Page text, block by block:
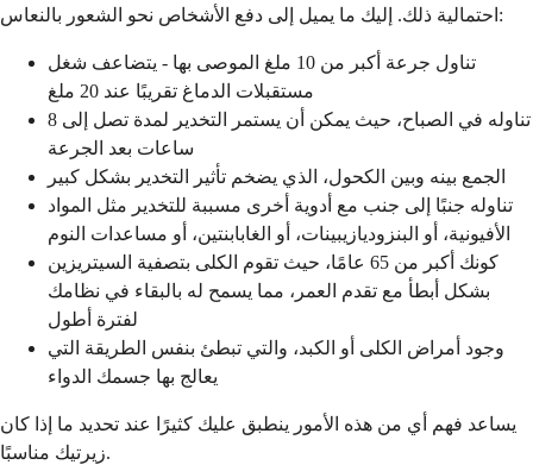
احتمالية ذلك. إليك ما يميل إلى دفع الأشخاص نحو الشعور بالنعاس:
تناول جرعة أكبر من 10 ملغ الموصى بها - يتضاعف شغل
مستقبلات الدماغ تقريبًا عند 20 ملغ
تناوله في الصباح، حيث يمكن أن يستمر التخدير لمدة تصل إلى 8
ساعات بعد الجرعة
الجمع بينه وبين الكحول، الذي يضخم تأثير التخدير بشكل كبير
تناوله جنبًا إلى جنب مع أدوية أخرى مسببة للتخدير مثل المواد
الأفيونية، أو البنزوديازيبينات، أو الغابابنتين، أو مساعدات النوم
كونك أكبر من 65 عامًا، حيث تقوم الكلى بتصفية السيتريزين
بشكل أبطأ مع تقدم العمر، مما يسمح له بالبقاء في نظامك
لفترة أطول
وجود أمراض الكلى أو الكبد، والتي تبطئ بنفس الطريقة التي
يعالج بها جسمك الدواء
يساعد فهم أي من هذه الأمور ينطبق عليك كثيرًا عند تحديد ما إذا كان
زيرتيك مناسبًا.